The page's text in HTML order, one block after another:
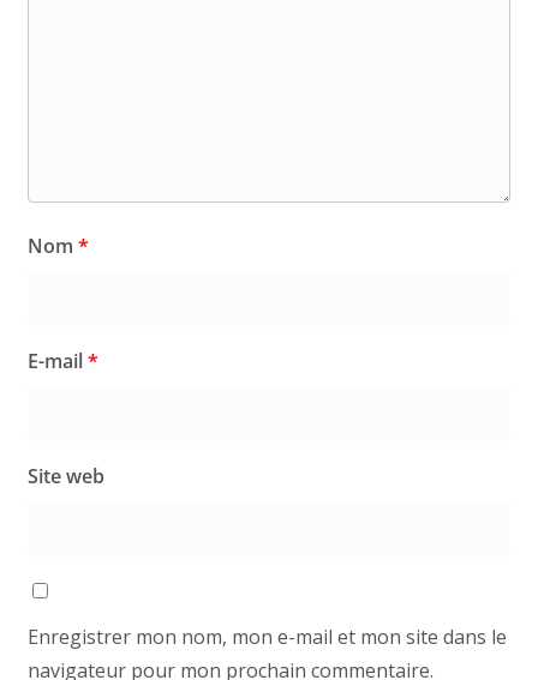
Nom *
E-mail*
Site web
Enregistrer mon nom, mon e-mail et mon site dans le
navigateur pour mon prochain commentaire.